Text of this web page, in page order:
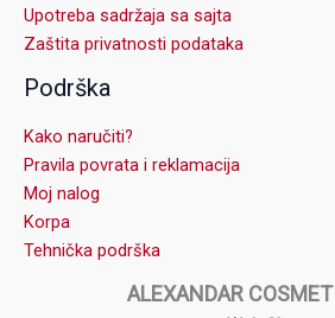
Upotreba sadržaja sa sajta
Zaštita privatnosti podataka
Podrška
Kako naručiti?
Pravila povrata i reklamacija
Moj nalog
Korpa
Tehnička podrška
ALEXANDAR